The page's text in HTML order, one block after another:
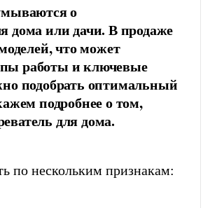
о
дома или дачи. В продаже
что может
работы и ключевые
подобрать оптимальный
подробнее о том,
для дома.
по нескольким признакам: